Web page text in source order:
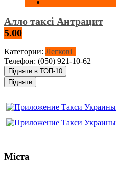
Алло таксі Антрацит
5.00
Категории: Легкові
Телефон: (050) 921-10-62
Підняти в ТОП-10
Підняти
Міста